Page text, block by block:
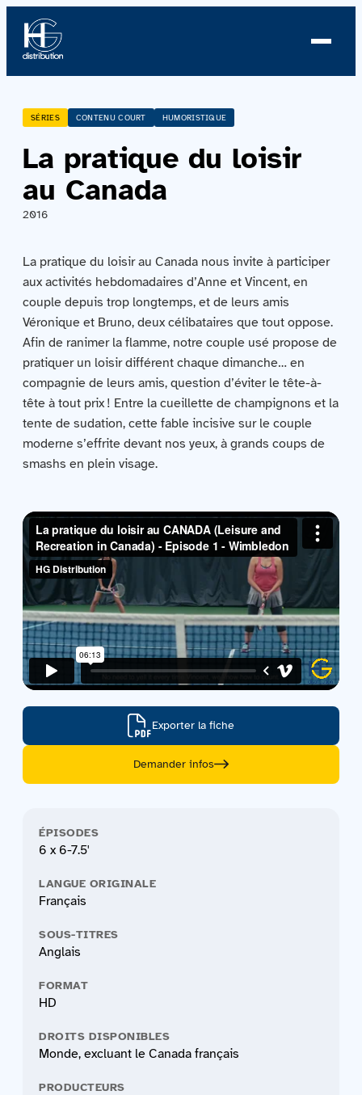
À propos
Profil
Nouvelles
Équipe
Catalogue
Contactez-nous
Acquisitions
SÉRIES CONTENU COURT HUMORISTIQUE
La pratique du loisir
au Canada
2016
La pratique du loisir au Canada nous invite à participer
aux activités hebdomadaires d’Anne et Vincent, en
couple depuis trop longtemps, et de leurs amis
Véronique et Bruno, deux célibataires que tout oppose.
Afin de ranimer la flamme, notre couple usé propose de
pratiquer un loisir différent chaque dimanche… en
compagnie de leurs amis, question d’éviter le tête-à-
tête à tout prix ! Entre la cueillette de champignons et la
tente de sudation, cette fable incisive sur le couple
moderne s’effrite devant nos yeux, à grands coups de
smashs en plein visage.
Exporter la fiche
Demander infos
ÉPISODES
6 x 6-7.5'
LANGUE ORIGINALE
Français
SOUS-TITRES
Anglais
FORMAT
HD
DROITS DISPONIBLES
Monde, excluant le Canada français
PRODUCTEURS